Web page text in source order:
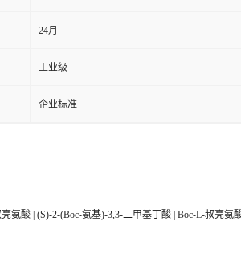
24月
工业级
企业标准
氨酸 | (S)-2-(Boc-氨基)-3,3-二甲基丁酸 | Boc-L-叔亮氨